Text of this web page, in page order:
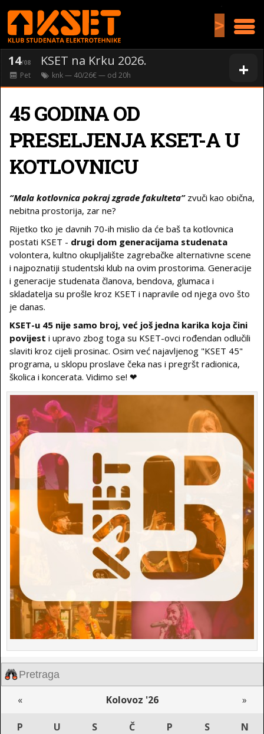
>
+
14/08 KSET na Krku 2026.
Pet knk— 40/26€ — od 20h
45 GODINA OD
PRESELJENJA KSET-A U
KOTLOVNICU
“Mala kotlovnica pokraj zgrade fakulteta”zvuči kao obična,
nebitna prostorija, zar ne?
Rijetko tko je davnih 70-ih mislio da će baš ta kotlovnica
postati KSET - drugi dom generacijama studenata
volontera, kultno okupljalište zagrebačke alternativne scene
i najpoznatiji studentski klub na ovim prostorima. Generacije
i generacije studenata članova, bendova, glumaca i
skladatelja su prošle kroz KSET i napravile od njega ovo što
je danas.
KSET-u 45 nije samo broj, već još jedna karika koja čini
povijest i upravo zbog toga su KSET-ovci rođendan odlučili
slaviti kroz cijeli prosinac. Osim već najavljenog "KSET 45"
programa, u sklopu proslave čeka nas i pregršt radionica,
školica i koncerata. Vidimo se! ❤
« Kolovoz '26 »
P U S Č P S N